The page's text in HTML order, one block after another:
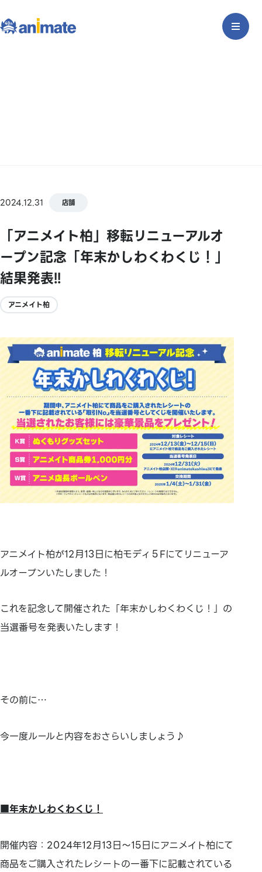
2024.12.31 店舗
「アニメイト柏」移転リニューアルオ
ープン記念「年末かしわくわくじ！」
結果発表!!
アニメイト柏
アニメイト柏が12月13日に柏モディ５Fにてリニューア
ルオープンいたしました！
これを記念して開催された「年末かしわくわくじ！」の
当選番号を発表いたします！
その前に…
今一度ルールと内容をおさらいしましょう♪
■年末かしわくわくじ！
開催内容：2024年12月13日～15日にアニメイト柏にて
商品をご購入されたレシートの一番下に記載されている